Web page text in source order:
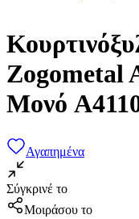
Zogometal
Μονό
Αγαπημένα
Σύγκρινέ το
Μοιράσου το